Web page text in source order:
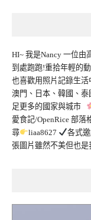
HI~ 我是Nancy 一位由
到處跑跑!重拾年輕的
也喜歡用照片記錄生活
澳門、日本、韓國、
足更多的國家與城市
愛食記/OpenRice 部落
尋
liaa8627 各式
張圖片雖然不美但也